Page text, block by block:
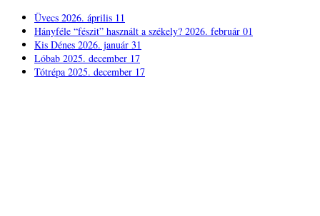
Üvecs 2026. április 11
Hányféle “fészit” használt a székely? 2026. február 01
Kis Dénes 2026. január 31
Lóbab 2025. december 17
Tótrépa 2025. december 17